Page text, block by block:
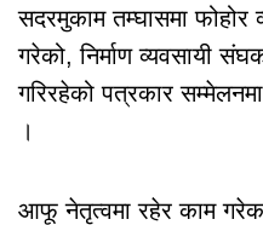
सदरमुकाम तम्घासमा फोहोर
गरेको, निर्माण व्यवसायी
गरिरहेको पत्रकार
।
आफू नेतृत्वमा रहेर काम